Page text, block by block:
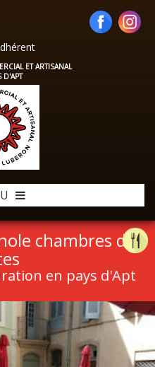
ET ARTISANAL
D'APT
chambres d
en pays d'Apt